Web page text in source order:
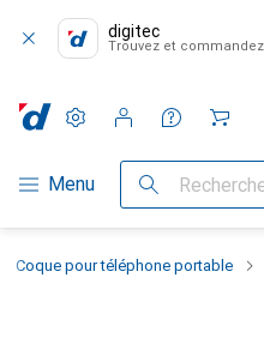
digitec
Trouvez et
Navigation par catégorie
Menu Recherche
Paramètres
Compte client
Listes de comparaison
Listes d'envies
Panier
Coque pour téléphone portable